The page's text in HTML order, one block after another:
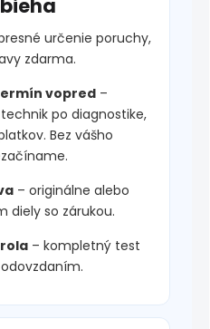
určenie poruchy,
zdarma.
vopred –
po diagnostike,
Bez vášho
– originálne alebo
diely so zárukou.
– kompletný test